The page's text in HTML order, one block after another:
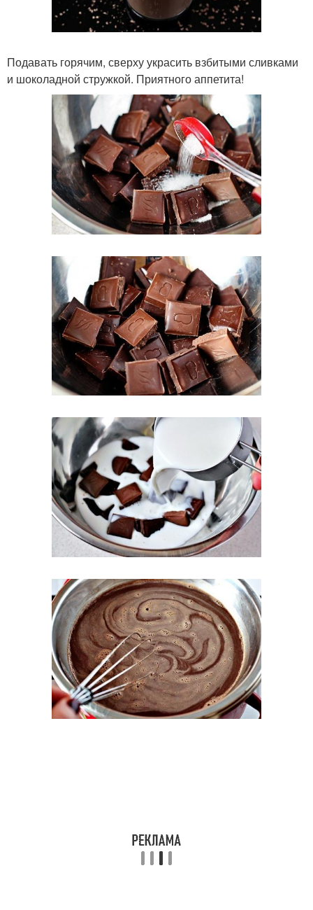
Подавать горячим, сверху украсить взбитыми сливками
и шоколадной стружкой. Приятного аппетита!